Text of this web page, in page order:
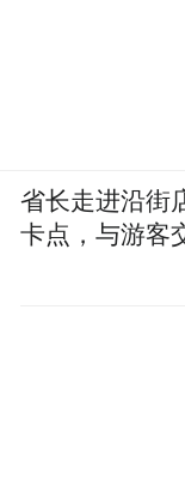
徽章继续书
了一个新的
外，也能读
省长走进沿街
卡点，与游客